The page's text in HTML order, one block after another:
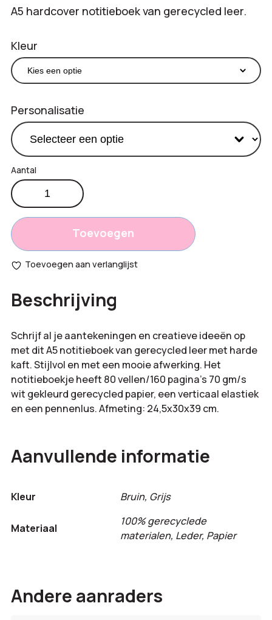
A5 hardcover notitieboek van gerecycled leer.
Kleur
Personalisatie
Productprijs:
Totaal
opties:
totaal:
Recycled
lederen
A5
hardcover
notitieboek
aantal
Toevoegen
Toevoegen aan verlanglijst
Beschrijving
Schrijf al je aantekeningen en creatieve ideeën op
met dit A5 notitieboek van gerecycled leer met harde
kaft. Stijlvol en met een mooie afwerking. Het
notitieboekje heeft 80 vellen/160 pagina’s 70 gm/s
wit gekleurd gerecycled papier, een verticaal elastiek
en een pennenlus. Afmeting: 24,5x30x39 cm.
Aanvullende informatie
Kleur Bruin, Grijs
Materiaal
100% gerecyclede
materialen, Leder, Papier
Andere aanraders